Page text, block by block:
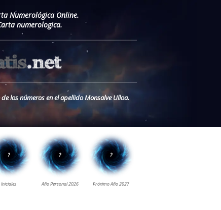
Numerológica Online.
numerologica.
los números en el apellido Monsalve Ulloa.